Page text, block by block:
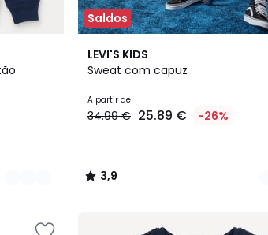
Saldos
LEVI'S KIDS
Sweat com capuz
A partir de
34.99 € 25.89 € -26%
3,9
/ 5
2
Cores
3,9
/